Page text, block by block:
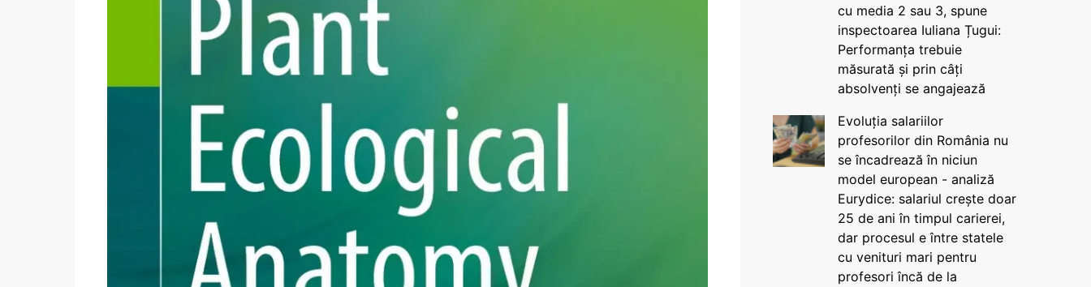
cu media 2 sau 3, spune
inspectoarea Iuliana Țugui:
Performanța trebuie
măsurată și prin câți
absolvenți se angajează
Evoluția salariilor
profesorilor din România nu
se încadrează în niciun
model european - analiză
Eurydice: salariul crește doar
25 de ani în timpul carierei,
dar procesul e între statele
cu venituri mari pentru
profesori încă de la